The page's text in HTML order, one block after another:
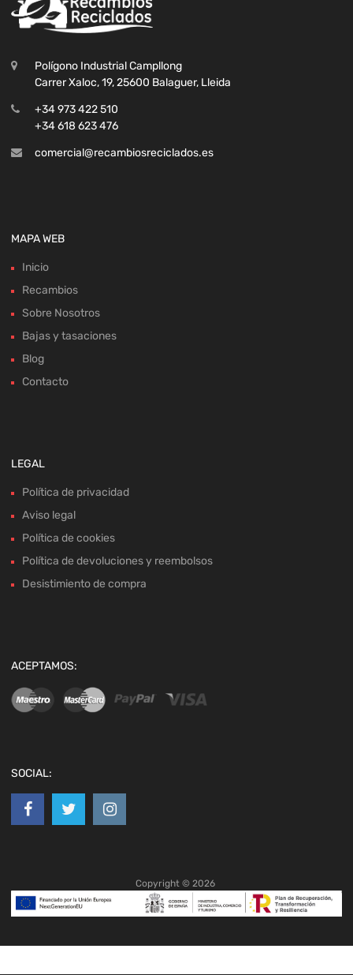
Polígono Industrial Campllong
Carrer Xaloc, 19, 25600 Balaguer, Lleida
+34 973 422 510
+34 618 623 476
comercial@recambiosreciclados.es
MAPA WEB
Inicio
Recambios
Sobre Nosotros
Bajas y tasaciones
Blog
Contacto
LEGAL
Política de privacidad
Aviso legal
Política de cookies
Política de devoluciones y reembolsos
Desistimiento de compra
ACEPTAMOS:
SOCIAL:
Copyright © 2026